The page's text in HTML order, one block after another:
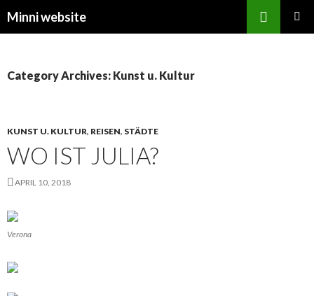
Minni website
Category Archives: Kunst u. Kultur
KUNST U. KULTUR, REISEN, STÄDTE
WO IST JULIA?
APRIL 10, 2018
Verona